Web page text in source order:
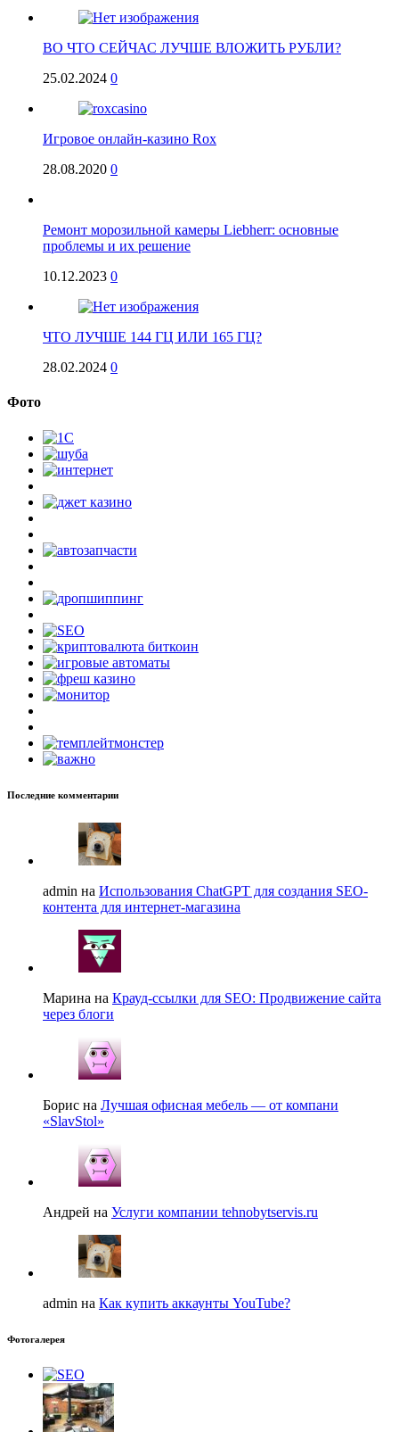
ВО ЧТО СЕЙЧАС ЛУЧШЕ ВЛОЖИТЬ РУБЛИ?
25.02.2024 0
Игровое онлайн-казино Rox
28.08.2020 0
Ремонт морозильной камеры Liebherr: основные
проблемы и их решение
10.12.2023 0
ЧТО ЛУЧШЕ 144 ГЦ ИЛИ 165 ГЦ?
28.02.2024 0
Фото
Последние комментарии
admin на Использования ChatGPT для создания SEO-
контента для интернет-магазина
Марина на Крауд-ссылки для SEO: Продвижение сайта
через блоги
Борис на Лучшая офисная мебель — от компани
«SlavStol»
Андрей на Услуги компании tehnobytservis.ru
admin на Как купить аккаунты YouTube?
Фотогалерея